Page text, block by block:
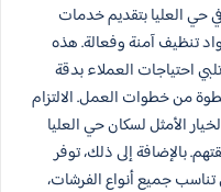
حي العليا بتقديم خدمات
تنظيف آمنة وفعالة. هذه
احتياجات العملاء بدقة
من خطوات العمل. الالتزام
الأمثل لسكان حي العليا
بالإضافة إلى ذلك، توفر
جميع أنواع الفرشات،